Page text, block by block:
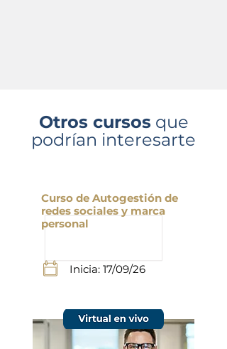
Otros cursos que
podrían interesarte
Curso de Autogestión de
redes sociales y marca
personal
Inicia: 17/09/26